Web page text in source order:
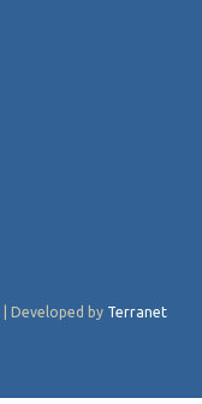
| Developed by Terranet